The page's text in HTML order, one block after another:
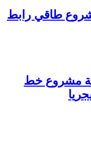
طاقي رابط
مشروع خط